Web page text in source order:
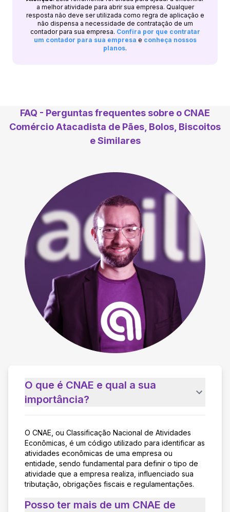
a melhor atividade para abrir sua empresa. Qualquer
resposta não deve ser utilizada como regra de aplicação e
não dispensa a necessidade de contratação de um
contador para sua empresa. Confira por que contratar
um contador para sua empresa e conheça nossos
planos.
FAQ - Perguntas frequentes sobre o CNAE
Comércio Atacadista de Pães, Bolos, Biscoitos
e Similares
O que é CNAE e qual a sua
importância?
O CNAE, ou Classificação Nacional de Atividades
Econômicas, é um código utilizado para identificar as
atividades econômicas de uma empresa ou
entidade, sendo fundamental para definir o tipo de
atividade que a empresa realiza, influenciado sua
tributação, obrigações fiscais e regulamentações.
Posso ter mais de um CNAE de